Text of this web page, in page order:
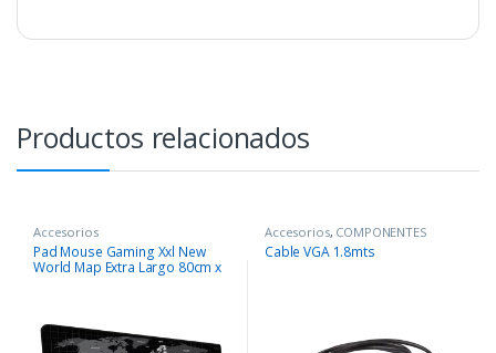
Productos relacionados
Accesorios
Pad Mouse Gaming Xxl New
World Map Extra Largo 80cm x
Accesorios, COMPONENTES
Cable VGA 1.8mts